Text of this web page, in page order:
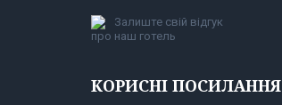
Залиште свій відгук
про наш готель
КОРИСНІ ПОСИЛАННЯ